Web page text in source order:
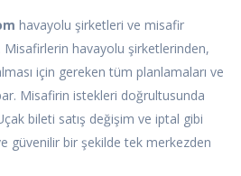
havayolu şirketleri ve misafir
Misafirlerin havayolu şirketlerinden,
için gereken tüm planlamaları ve
Misafirin istekleri doğrultusunda
bileti satış değişim ve iptal gibi
güvenilir bir şekilde tek merkezden